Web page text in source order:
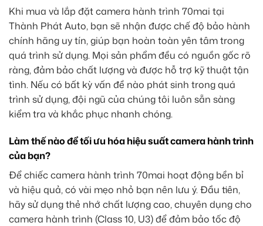
Khi mua và lắp đặt camera hành trình 70mai tại
Thành Phát Auto, bạn sẽ nhận được chế độ bảo hành
chính hãng uy tín, giúp bạn hoàn toàn yên tâm trong
quá trình sử dụng. Mọi sản phẩm đều có nguồn gốc rõ
ràng, đảm bảo chất lượng và được hỗ trợ kỹ thuật tận
tình. Nếu có bất kỳ vấn đề nào phát sinh trong quá
trình sử dụng, đội ngũ của chúng tôi luôn sẵn sàng
kiểm tra và khắc phục nhanh chóng.
Làm thế nào để tối ưu hóa hiệu suất camera hành trình
của bạn?
Để chiếc camera hành trình 70mai hoạt động bền bỉ
và hiệu quả, có vài mẹo nhỏ bạn nên lưu ý. Đầu tiên,
hãy sử dụng thẻ nhớ chất lượng cao, chuyên dụng cho
camera hành trình (Class 10, U3) để đảm bảo tốc độ